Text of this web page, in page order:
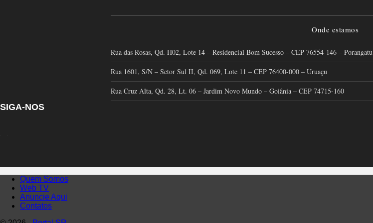
Onde estamos
Rua das Rosas, Qd. H02, Lote 14 – Residencial Bom Sucesso – CEP 76554-146 – Porangatu
Rua 1601, S/N – Setor Sul II, Qd. 069, Lote 11 – CEP 76400-000 – Uruaçu
Rua Cruz Alta, Qd. 28, Lt. 06 – Jardim Novo Mundo – Goiânia – CEP 74715-160
SIGA-NOS
Quem Somos
Web TV
Anuncie Aqui
Contatos